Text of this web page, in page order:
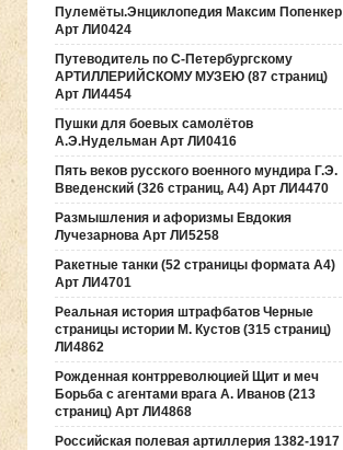
Пулемёты.Энциклопедия Максим Попенкер
Арт ЛИ0424
Путеводитель по С-Петербургскому
АРТИЛЛЕРИЙСКОМУ МУЗЕЮ (87 страниц)
Арт ЛИ4454
Пушки для боевых самолётов
А.Э.Нудельман Арт ЛИ0416
Пять веков русского военного мундира Г.Э.
Введенский (326 страниц, А4) Арт ЛИ4470
Размышления и афоризмы Евдокия
Лучезарнова Арт ЛИ5258
Ракетные танки (52 страницы формата А4)
Арт ЛИ4701
Реальная история штрафбатов Черные
страницы истории М. Кустов (315 страниц)
ЛИ4862
Рожденная контрреволюцией Щит и меч
Борьба с агентами врага А. Иванов (213
страниц) Арт ЛИ4868
Российская полевая артиллерия 1382-1917